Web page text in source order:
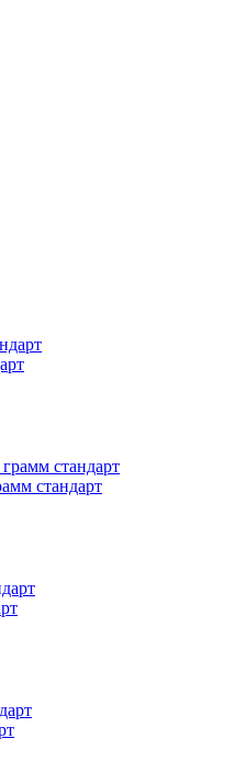
стандарт